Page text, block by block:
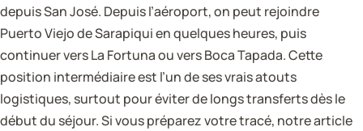
depuis San José. Depuis l’aéroport, on peut rejoindre
Puerto Viejo de Sarapiqui en quelques heures, puis
continuer vers La Fortuna ou vers Boca Tapada. Cette
position intermédiaire est l’un de ses vrais atouts
logistiques, surtout pour éviter de longs transferts dès le
début du séjour. Si vous préparez votre tracé, notre article